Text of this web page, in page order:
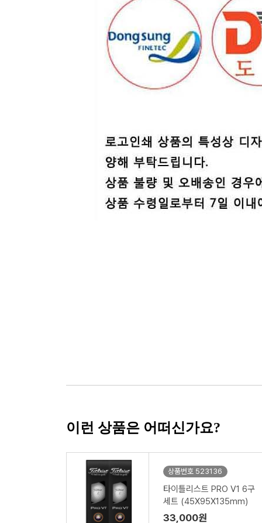
이런 상품은 어떠신가요?
상품번호 523136
타이틀리스트 PRO V1 6구
세트 (45X95X135mm)
33,000원